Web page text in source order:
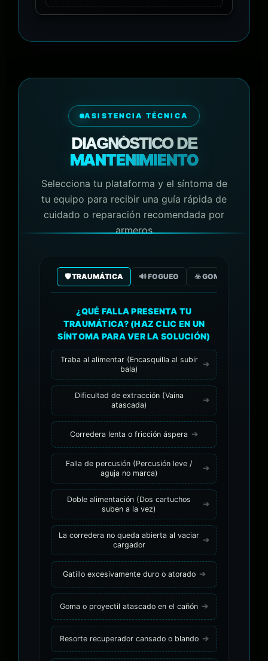
ASISTENCIA TÉCNICA
DIAGNÓSTICO DE
MANTENIMIENTO
Selecciona tu plataforma y el síntoma de
tu equipo para recibir una guía rápida de
cuidado o reparación recomendada por
armeros
🛡️ TRAUMÁTICA 🔊 FOGUEO ☣️ GOMA/GAS CO2
¿QUÉ FALLA PRESENTA TU
TRAUMÁTICA? (HAZ CLIC EN UN
SÍNTOMA PARA VER LA SOLUCIÓN)
Traba al alimentar (Encasquilla al subir
bala)
Dificultad de extracción (Vaina
atascada)
Corredera lenta o fricción áspera
Falla de percusión (Percusión leve /
aguja no marca)
Doble alimentación (Dos cartuchos
suben a la vez)
La corredera no queda abierta al vaciar
cargador
Gatillo excesivamente duro o atorado
Goma o proyectil atascado en el cañón
Resorte recuperador cansado o blando